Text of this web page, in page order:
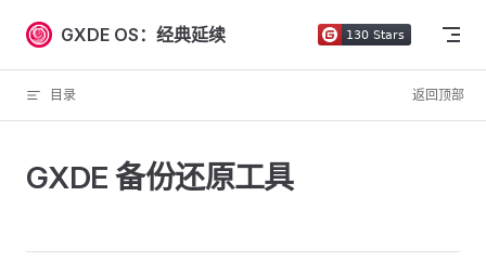
Skip to content
GXDE OS：经典延续
目录 返回顶部
GXDE 备份还原工具